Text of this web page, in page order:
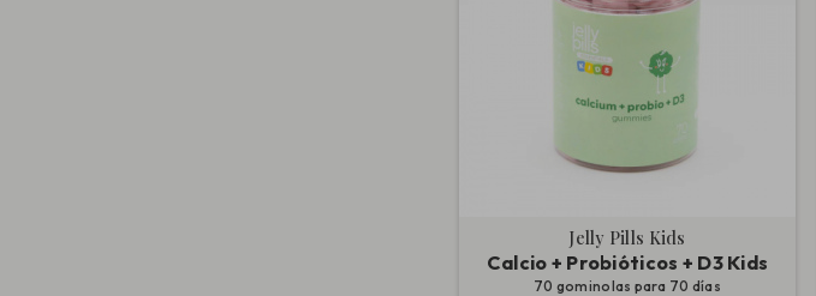
Jelly Pills Kids
Calcio + Probióticos + D3 Kids
70 gominolas para 70 días